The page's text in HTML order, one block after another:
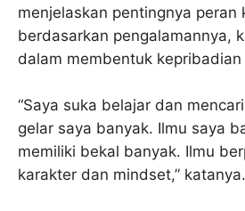
menjelaskan pentingnya peran
berdasarkan pengalamannya,
dalam membentuk kepribadian
“Saya suka belajar dan
gelar saya banyak. Ilmu saya
memiliki bekal banyak. Ilmu
karakter dan mindset,” katanya.